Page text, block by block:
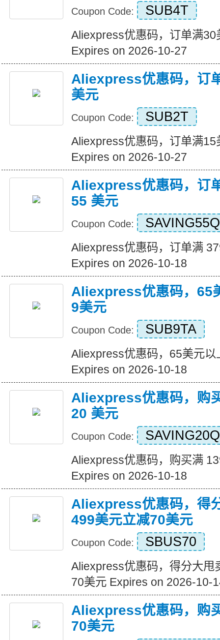
Coupon Code: SUB4T
Aliexpress优惠码，订单满30
Expires on 2026-10-27
Aliexpress优惠码，订
美元
Coupon Code: SUB2T
Aliexpress优惠码，订单满15
Expires on 2026-10-27
Aliexpress优惠码，订
55 美元
Coupon Code: SAVING55Q
Aliexpress优惠码，订单满
Expires on 2026-10-18
Aliexpress优惠码，65
9美元
Coupon Code: SUB9TA
Aliexpress优惠码，65美元以
Expires on 2026-10-18
Aliexpress优惠码，购
20 美元
Coupon Code: SAVING20Q
Aliexpress优惠码，购买满
Expires on 2026-10-18
Aliexpress优惠码，得
499美元立减70美元
Coupon Code: SBUS70
Aliexpress优惠码，得分大甩
70美元 Expires on 2026-10-
Aliexpress优惠码，购
70美元